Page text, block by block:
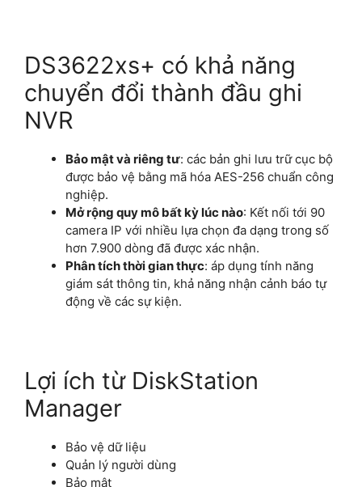
DS3622xs+ có khả năng
chuyển đổi thành đầu ghi
NVR
Bảo mật và riêng tư: các bản ghi lưu trữ cục bộ
được bảo vệ bằng mã hóa AES-256 chuẩn công
nghiệp.
Mở rộng quy mô bất kỳ lúc nào: Kết nối tới 90
camera IP với nhiều lựa chọn đa dạng trong số
hơn 7.900 dòng đã được xác nhận.
Phân tích thời gian thực: áp dụng tính năng
giám sát thông tin, khả năng nhận cảnh báo tự
động về các sự kiện.
Lợi ích từ DiskStation
Manager
Bảo vệ dữ liệu
Quản lý người dùng
Bảo mật